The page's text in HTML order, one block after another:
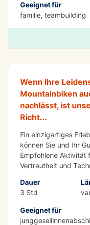
Geeignet für
familie, teambuilding
E-Bikes im Schnee
Wenn Ihre
Mountainbiken
nachlässt, ist
Richt...
Ein einzigartiges
können Sie und Ihr
Empfohlene Aktivität
Vertrautheit und
Dauer
3 Std
Geeignet für